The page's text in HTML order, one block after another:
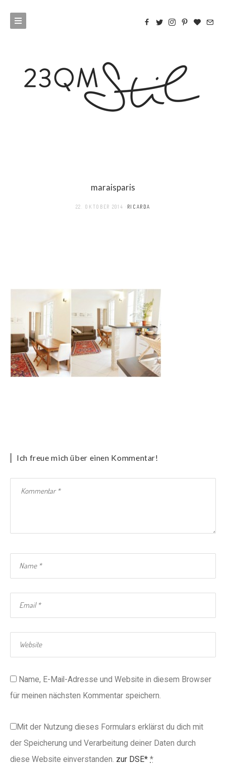
maraisparis
22. OKTOBER 2014 RICARDA
Ich freue mich über einen Kommentar!
Name, E-Mail-Adresse und Website in diesem Browser
für meinen nächsten Kommentar speichern.
Mit der Nutzung dieses Formulars erklärst du dich mit
der Speicherung und Verarbeitung deiner Daten durch
diese Website einverstanden. zur DSE* *